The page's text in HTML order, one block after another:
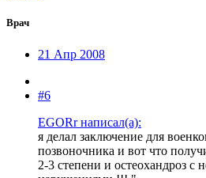
Врач
21 Апр 2008
#6
EGORr написал(а):
я делал заключение для
позвоночника и вот что
2-3 степени и остеохандроз с